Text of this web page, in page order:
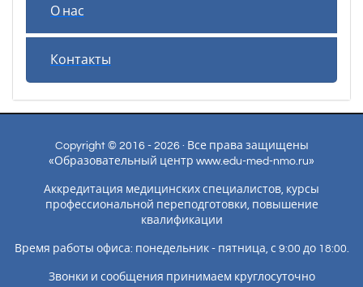
О нас
Контакты
Copyright © 2016 - 2026 · Все права защищены
«Образовательный центр www.edu-med-nmo.ru»
Аккредитация медицинских специалистов, курсы
профессиональной переподготовки, повышение
квалификации
Время работы офиса: понедельник - пятница, с 9:00 до 18:00.
Звонки и сообщения принимаем круглосуточно